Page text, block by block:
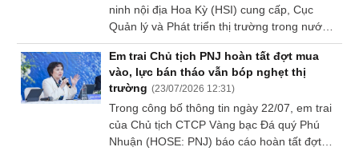
ninh nội địa Hoa Kỳ (HSI) cung cấp, Cục
Quản lý và Phát triển thị trường trong nước
(Bộ Công Thương) đã kiểm tra, phát hiện
nhà máy sản xuất gần 50.000 đôi giày mang
dấu hiệu giả mạo các nhãn hiệu Nike, Nike
Air và Air Jordan xuất khẩu vào Hoa Kỳ.
Em trai Chủ tịch PNJ hoàn tất đợt mua
vào, lực bán tháo vẫn bóp nghẹt thị
trường (23/07/2026 12:31)
Trong công bố thông tin ngày 22/07, em trai
của Chủ tịch CTCP Vàng bạc Đá quý Phú
Nhuận (HOSE: PNJ) báo cáo hoàn tất đợt
Sách
tài
chính